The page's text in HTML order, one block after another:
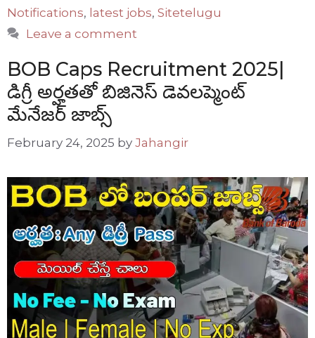
Notifications, latest jobs, Sitetelugu
Leave a comment
BOB Caps Recruitment 2025|
డిగ్రీ అర్హతతో బిజినెస్ డెవలప్మెంట్
మేనేజర్ జాబ్స్
February 24, 2025 by Jahangir